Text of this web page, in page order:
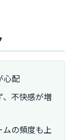
心配
不快感が増
の頻度も上